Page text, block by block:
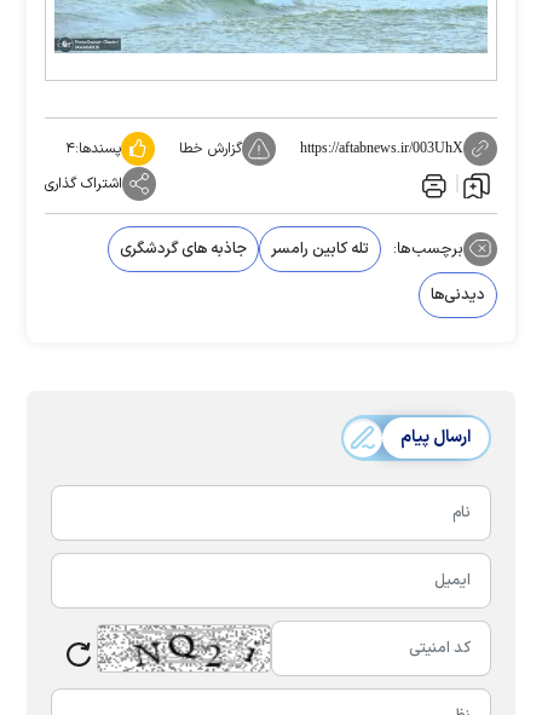
https://aftabnews.ir/003UhX گزارش خطا پسندها:۴
اشتراک گذاری
برچسب‌ها: تله کابین رامسر
جاذبه های گردشگری
دیدنی‌ها
ارسال پیام